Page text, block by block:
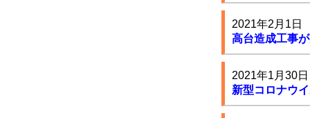
2021年2月1日
高台造成工事
2021年1月30日
新型コロナウ